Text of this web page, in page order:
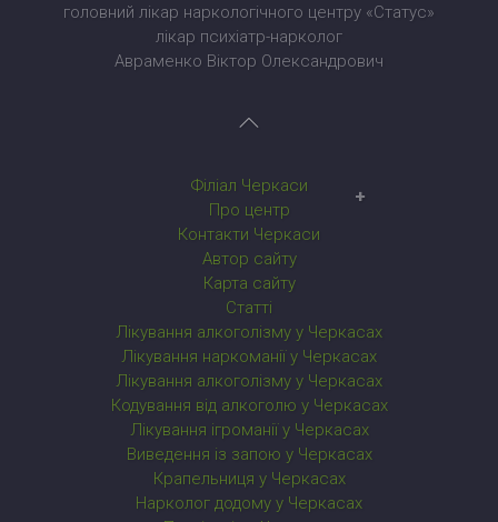
головний лікар наркологічного центру «Статус»
лікар психіатр-нарколог
Авраменко Віктор Олександрович
Філіал Черкаси
Наркологічний центр у Черкасах
Про центр
Контакти Черкаси
Автор сайту
Карта сайту
Статті
Лікування алкоголізму у Черкасах
Лікування наркоманії у Черкасах
Лікування алкоголізму у Черкасах
Кодування від алкоголю у Черкасах
Лікування ігроманії у Черкасах
Виведення із запою у Черкасах
Крапельниця у Черкасах
Нарколог додому у Черкасах